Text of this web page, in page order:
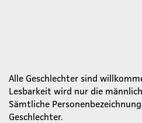
Alle Geschlechter sind
Lesbarkeit wird nur die
Sämtliche
Geschlechter.